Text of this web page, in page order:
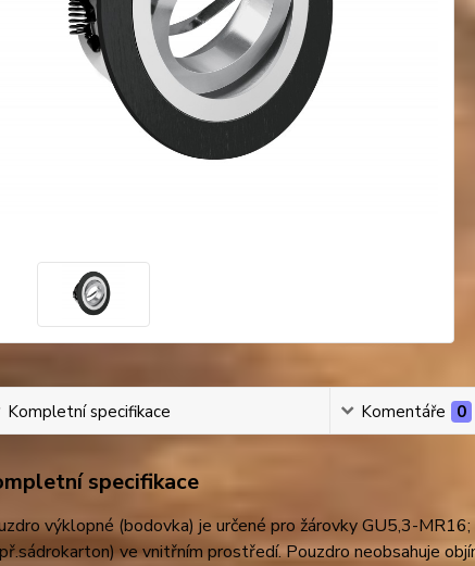
Kompletní specifikace Komentáře 0
specifikace
výklopné (bodovka) je určené pro žárovky GU5,3-
ve vnitřním prostředí. Pouzdro neobsahuje